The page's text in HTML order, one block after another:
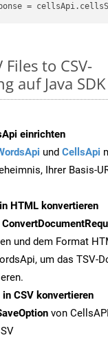
=
Files to CSV-
auf Java SDK
einrichten
und CellsApi
Ihrer Basis-
HTML konvertieren
und dem Format
um das TSV-
CSV konvertieren
von